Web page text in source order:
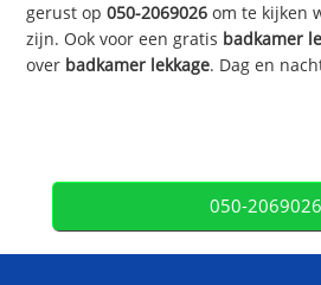
gerust op050-2069026 om te kijken
zijn. Ook voor een gratis badkamer
over badkamer lekkage. Dag en
050-2069026